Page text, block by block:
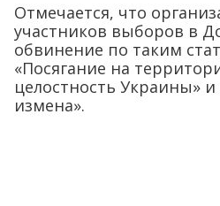
Отмечается, что
участников выборов в
обвинение по таким
«Посягание на
целостность Украины» и
измена».